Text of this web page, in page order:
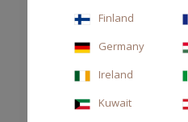
Finland
Germany
Ireland
Kuwait